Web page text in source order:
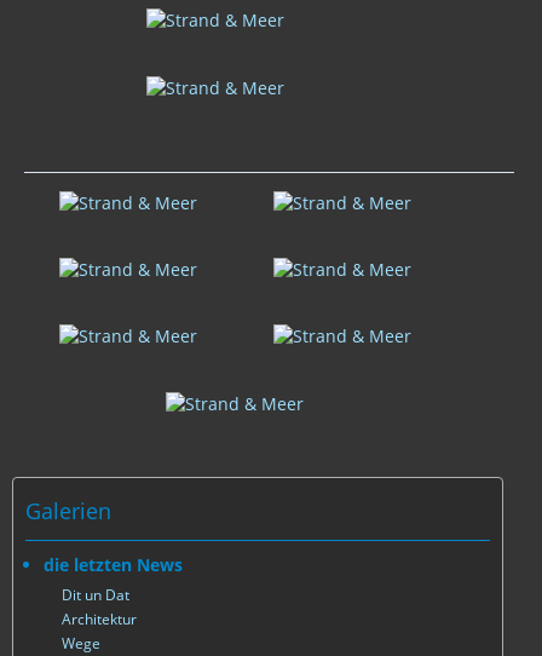
Galerien
die letzten News
Dit un Dat
Architektur
Wege